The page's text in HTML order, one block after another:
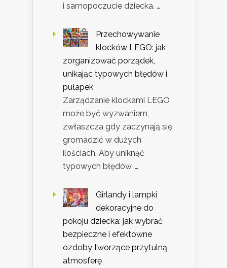
i samopoczucie dziecka. …
Przechowywanie
klocków LEGO: jak
zorganizować porządek,
unikając typowych błędów i
pułapek
Zarządzanie klockami LEGO
może być wyzwaniem,
zwłaszcza gdy zaczynają się
gromadzić w dużych
ilościach. Aby uniknąć
typowych błędów, …
Girlandy i lampki
dekoracyjne do
pokoju dziecka: jak wybrać
bezpieczne i efektowne
ozdoby tworzące przytulną
atmosferę